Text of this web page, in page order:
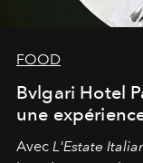
FOOD
Bvlgari Hotel
une
Avec L'Estate